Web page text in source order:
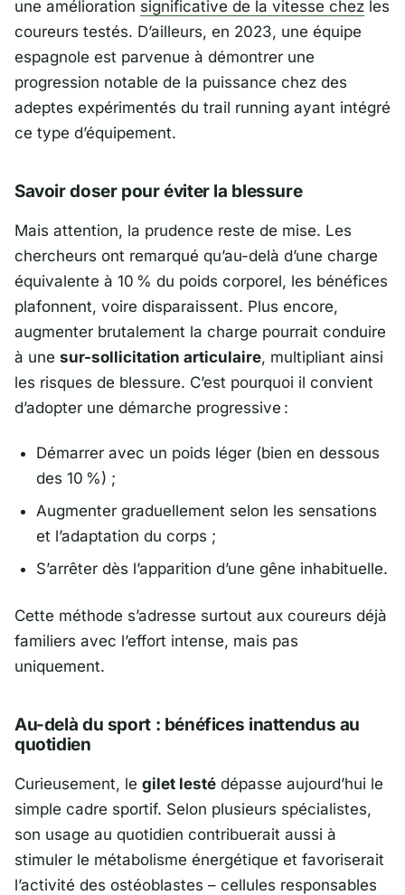
une amélioration significative de la vitesse chez les
coureurs testés. D’ailleurs, en 2023, une équipe
espagnole est parvenue à démontrer une
progression notable de la puissance chez des
adeptes expérimentés du trail running ayant intégré
ce type d’équipement.
Savoir doser pour éviter la blessure
Mais attention, la prudence reste de mise. Les
chercheurs ont remarqué qu’au-delà d’une charge
équivalente à 10 % du poids corporel, les bénéfices
plafonnent, voire disparaissent. Plus encore,
augmenter brutalement la charge pourrait conduire
à une sur-sollicitation articulaire, multipliant ainsi
les risques de blessure. C’est pourquoi il convient
d’adopter une démarche progressive :
Démarrer avec un poids léger (bien en dessous
des 10 %) ;
Augmenter graduellement selon les sensations
et l’adaptation du corps ;
S’arrêter dès l’apparition d’une gêne inhabituelle.
Cette méthode s’adresse surtout aux coureurs déjà
familiers avec l’effort intense, mais pas
uniquement.
Au-delà du sport : bénéfices inattendus au
quotidien
Curieusement, le gilet lesté dépasse aujourd’hui le
simple cadre sportif. Selon plusieurs spécialistes,
son usage au quotidien contribuerait aussi à
stimuler le métabolisme énergétique et favoriserait
l’activité des ostéoblastes – cellules responsables